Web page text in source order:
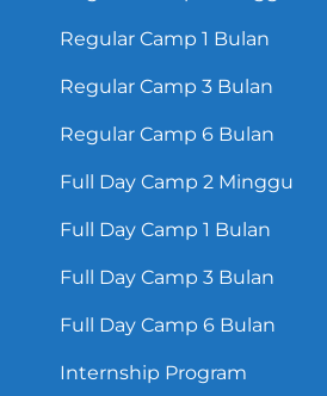
Regular Camp 1 Bulan
Regular Camp 3 Bulan
Regular Camp 6 Bulan
Full Day Camp 2 Minggu
Full Day Camp 1 Bulan
Full Day Camp 3 Bulan
Full Day Camp 6 Bulan
Internship Program